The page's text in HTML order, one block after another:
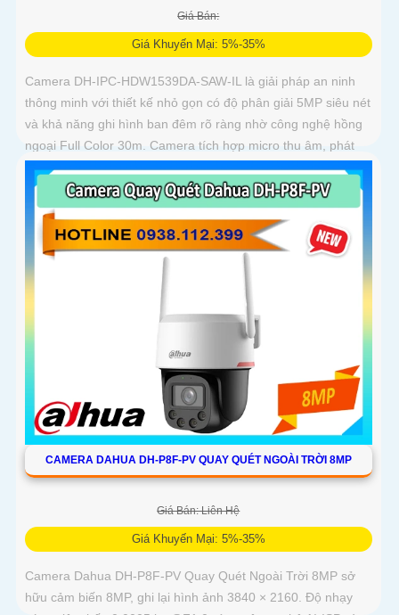
Giá Bán:
Giá Khuyến Mại: 5%-35%
Camera DH-IPC-HDW1539DA-SAW-IL là giải pháp an ninh
thông minh với thiết kế nhỏ gọn có độ phân giải 5MP siêu nét
và khả năng ghi hình ban đêm rõ ràng nhờ công nghệ hồng
ngoại Full Color 30m. Camera tích hợp micro thu âm, phát
hiện chính xác người và phương tiện, hỗ trợ thẻ nhớ lên đến
256GB, đảm bảo ghi hình liên tục và hiệu quả
CAMERA DAHUA DH-P8F-PV QUAY QUÉT NGOÀI TRỜI 8MP
Giá Bán: Liên Hệ
Giá Khuyến Mại: 5%-35%
Camera Dahua DH-P8F-PV Quay Quét Ngoài Trời 8MP sở
hữu cảm biến 8MP, ghi lại hình ảnh 3840 × 2160. Độ nhạy